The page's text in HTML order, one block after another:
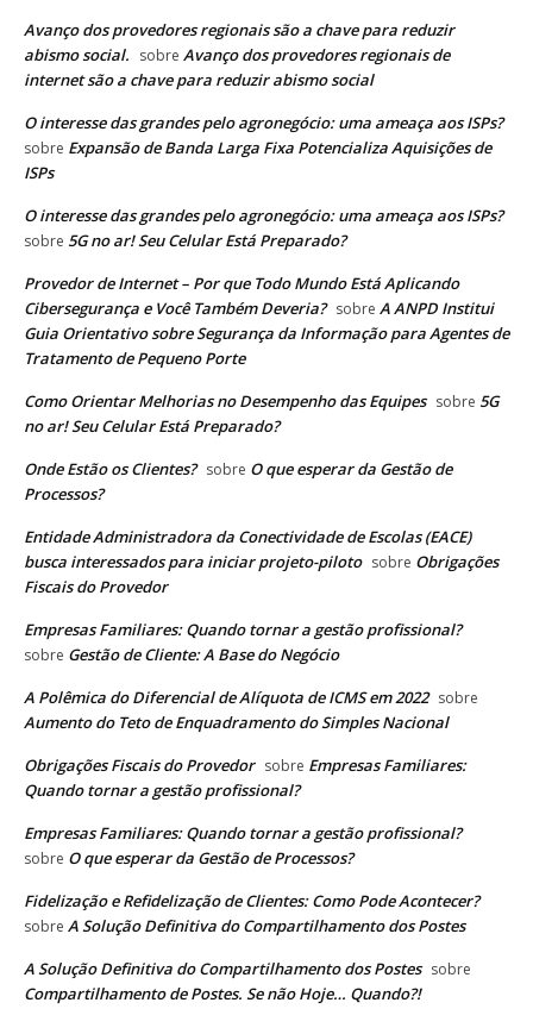
Avanço dos provedores regionais são a chave para reduzir
abismo social. sobre Avanço dos provedores regionais de
internet são a chave para reduzir abismo social
O interesse das grandes pelo agronegócio: uma ameaça aos ISPs?
sobre Expansão de Banda Larga Fixa Potencializa Aquisições de
ISPs
O interesse das grandes pelo agronegócio: uma ameaça aos ISPs?
sobre 5G no ar! Seu Celular Está Preparado?
Provedor de Internet – Por que Todo Mundo Está Aplicando
Cibersegurança e Você Também Deveria? sobre A ANPD Institui
Guia Orientativo sobre Segurança da Informação para Agentes de
Tratamento de Pequeno Porte
Como Orientar Melhorias no Desempenho das Equipes sobre 5G
no ar! Seu Celular Está Preparado?
Onde Estão os Clientes? sobre O que esperar da Gestão de
Processos?
Entidade Administradora da Conectividade de Escolas (EACE)
busca interessados para iniciar projeto-piloto sobre Obrigações
Fiscais do Provedor
Empresas Familiares: Quando tornar a gestão profissional?
sobre Gestão de Cliente: A Base do Negócio
A Polêmica do Diferencial de Alíquota de ICMS em 2022 sobre
Aumento do Teto de Enquadramento do Simples Nacional
Obrigações Fiscais do Provedor sobre Empresas Familiares:
Quando tornar a gestão profissional?
Empresas Familiares: Quando tornar a gestão profissional?
sobre O que esperar da Gestão de Processos?
Fidelização e Refidelização de Clientes: Como Pode Acontecer?
sobre A Solução Definitiva do Compartilhamento dos Postes
A Solução Definitiva do Compartilhamento dos Postes sobre
Compartilhamento de Postes. Se não Hoje… Quando?!